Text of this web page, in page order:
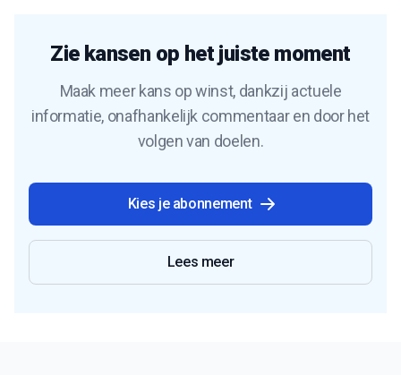
Zie kansen op het juiste moment
Maak meer kans op winst, dankzij actuele
informatie, onafhankelijk commentaar en door het
volgen van doelen.
Kies je abonnement
Lees meer